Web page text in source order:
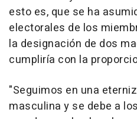
esto es, que se ha
electorales de los
la designación de dos
cumpliría con la
"Seguimos en una
masculina y se debe a